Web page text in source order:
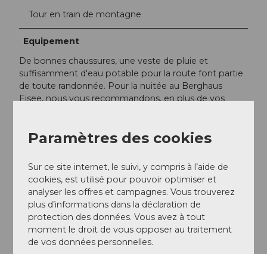
Tour en train de montagne
Equipement
De bonnes chaussures, une veste de pluie et
suffisamment d'eau potable pour la route font partie
de toute randonnée. Pour la nuitée au Berghaus
Eisee, nous vous recommandons, en plus de vos
couvertures en laine sont disponibles.
Arrivée et stationnement
Vers la destination
La biosphère UNESCO d'Entlebuch se situe au cœur
de la Suisse, entre Berne et Lucerne. Vous atteignez
Sörenberg via la route principale 10 en direction de
Schüpfheim, puis de là vers Flühli Sörenberg. Depuis
Paramètres des cookies
Sur ce site internet, le suivi, y compris à l’aide de
cookies, est utilisé pour pouvoir optimiser et
analyser les offres et campagnes. Vous trouverez
plus d’informations dans la déclaration de
protection des données. Vous avez à tout
moment le droit de vous opposer au traitement
de vos données personnelles.